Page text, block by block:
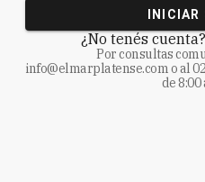
INICIAR
¿No tenés cuenta?
Por consultas
info@elmarplatense.como al
de 8:00